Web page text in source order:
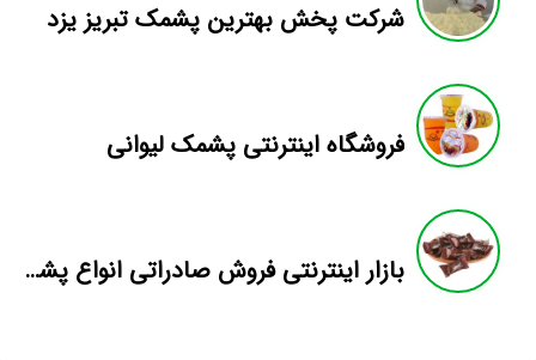
شرکت پخش بهترين پشمک تبريز يزد
فروشگاه اینترنتی پشمک لیوانی
بازار اینترنتی فروش صادراتی انواع پشمک الیافی/شکلاتی